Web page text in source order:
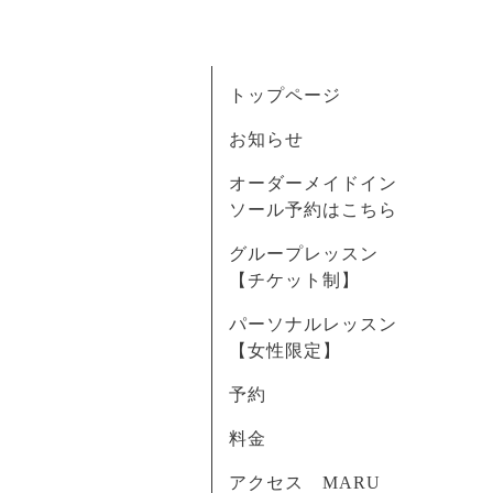
トップページ
お知らせ
オーダーメイドイン
ソール予約はこちら
グループレッスン
【チケット制】
パーソナルレッスン
【女性限定】
予約
料金
アクセス MARU